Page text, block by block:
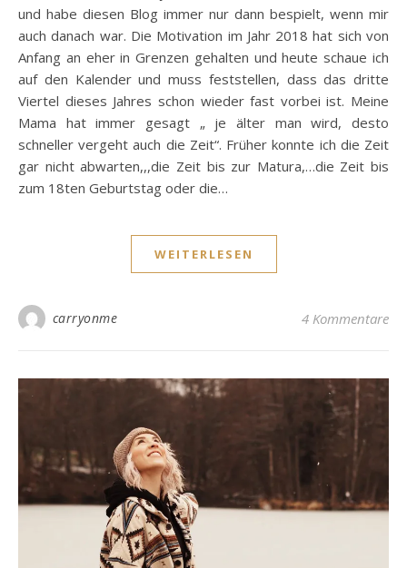
und habe diesen Blog immer nur dann bespielt, wenn mir
auch danach war. Die Motivation im Jahr 2018 hat sich von
Anfang an eher in Grenzen gehalten und heute schaue ich
auf den Kalender und muss feststellen, dass das dritte
Viertel dieses Jahres schon wieder fast vorbei ist. Meine
Mama hat immer gesagt „ je älter man wird, desto
schneller vergeht auch die Zeit“. Früher konnte ich die Zeit
gar nicht abwarten,,,die Zeit bis zur Matura,…die Zeit bis
zum 18ten Geburtstag oder die…
WEITERLESEN
carryonme 4 Kommentare